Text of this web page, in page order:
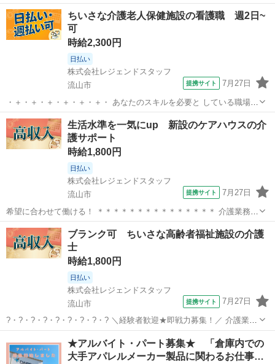
ったピッキング、梱包、包装 ◆【無料送迎バス】行き 7:47・7:57 帰
り 17:45・17:55・18:12 他 ◆未経験OK！優しく教えていただ...
千葉 流山市 その他
ちいさな介護老人保健施設の看護職 週2日~
可
時給2,300円
日払い
株式会社レジェンドスタッフ
流山市
提携サイト 7月27日
・＋・＋・＋・＋・＋・＋・ あなたのスキルを必要と している職場が
あります♪ ・＋・＋・＋・＋・＋・＋・ ＊あなたの経験・スキルを活
かせます！ ＊サクッと週2日～◎平日のみOK♪ ＊ムリなく勤務◎日勤
のみ＆残業なし！ ＊...
千葉 流山市 看護師
生活水準を一気にup 新設のケアハウスの介
護サポート
時給1,800円
日払い
株式会社レジェンドスタッフ
流山市
提携サイト 7月27日
希望に合わせて働ける！ ＊＊＊＊＊＊＊＊＊＊＊＊＊＊＊ 介護業務を
お任せします。 ・食事、入浴、排泄などの日常生活の支援 ・レクリエ
ーションの企画、実施 ・ご家族やケアマネジャーとの相談業務 ・請求
等の簡単な事務作業 など...
千葉 流山市
ブランク可 ちいさな高齢者福祉施設の介護
士
時給1,800円
日払い
株式会社レジェンドスタッフ
流山市
提携サイト 7月27日
?・?・?・?・?・?・?・?・? ＼経験者歓迎★即戦力募集！／ 介護業務
をお任せします！ ?・?・?・?・?・?・?・?・? ＜POINT１＞ ◆希望
に合わせた働き方が可能！ ◎週2日～OK ◎平日のみ・曜日固定OK
◎...
★アルバイト・パート募集★ 「倉庫内での
大手アパレルメーカー製品に関わるお仕事…